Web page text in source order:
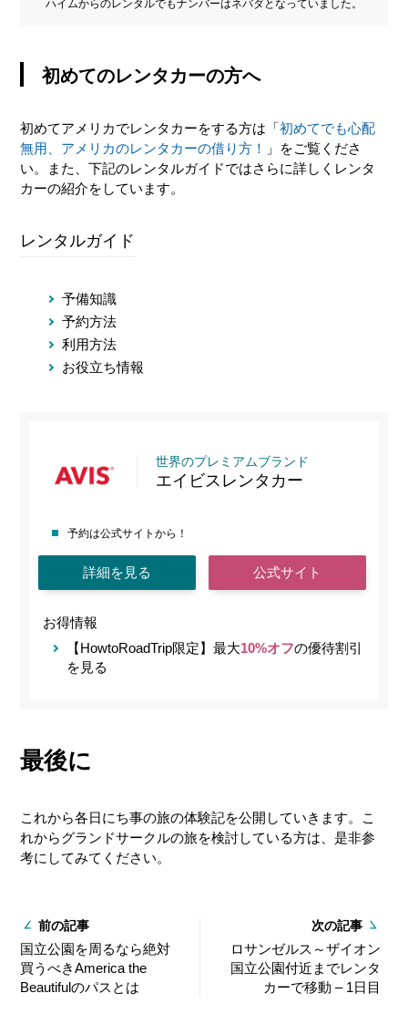
ハイムからのレンタルでもナンバーはネバダとなっていました。
初めてのレンタカーの方へ
初めてアメリカでレンタカーをする方は「初めてでも心配
無用、アメリカのレンタカーの借り方！
」をご覧くださ
い。また、下記のレンタルガイドではさらに詳しくレンタ
カーの紹介をしています。
レンタルガイド
予備知識
予約方法
利用方法
お役立ち情報
世界のプレミアムブランド
エイビスレンタカー
予約は公式サイトから！
詳細を見る 公式サイト
お得情報
【HowtoRoadTrip限定】最大10%オフの優待割引
を見る
最後に
これから各日にち事の旅の体験記を公開していきます。こ
れからグランドサークルの旅を検討している方は、是非参
考にしてみてください。
前の記事
国立公園を周るなら絶対
買うべきAmerica the
Beautifulのパスとは
次の記事
ロサンゼルス～ザイオン
国立公園付近までレンタ
カーで移動 – 1日目